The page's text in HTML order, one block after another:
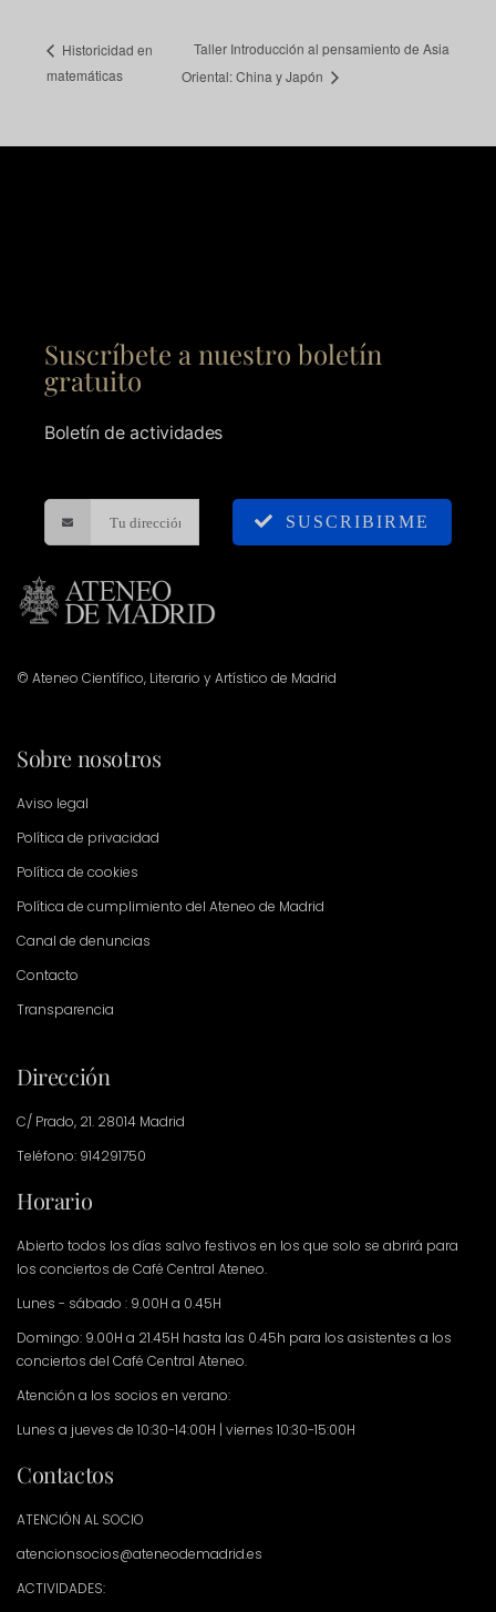
Historicidad en
matemáticas
Taller Introducción al pensamiento de Asia
Oriental: China y Japón
Suscríbete a nuestro boletín
gratuito
Boletín de actividades
SUSCRIBIRME
© Ateneo Científico, Literario y Artístico de Madrid
Sobre nosotros
Aviso legal
Política de privacidad
Política de cookies
Política de cumplimiento del Ateneo de Madrid
Canal de denuncias
Contacto
Transparencia
Dirección
C/ Prado, 21. 28014 Madrid
Teléfono: 914291750
Horario
Abierto todos los días salvo festivos en los que solo se abrirá para
los conciertos de Café Central Ateneo.
Lunes - sábado : 9.00H a 0.45H
Domingo: 9.00H a 21.45H hasta las 0.45h para los asistentes a los
conciertos del Café Central Ateneo.
Atención a los socios en verano:
Lunes a jueves de 10:30-14:00H | viernes 10:30-15:00H
Contactos
ATENCIÓN AL SOCIO
atencionsocios@ateneodemadrid.es
ACTIVIDADES: